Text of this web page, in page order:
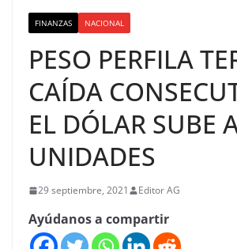
FINANZAS NACIONAL
PESO PERFILA
CAÍDA
EL DÓLAR SUBE
UNIDADES
29 septiembre, 2021 Editor AG
Ayúdanos a compartir